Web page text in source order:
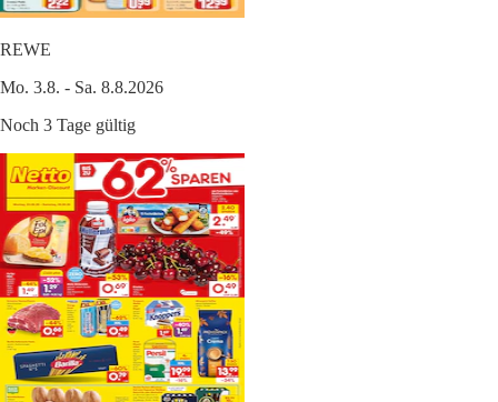
REWE
Mo. 3.8. - Sa. 8.8.2026
Noch 3 Tage gültig